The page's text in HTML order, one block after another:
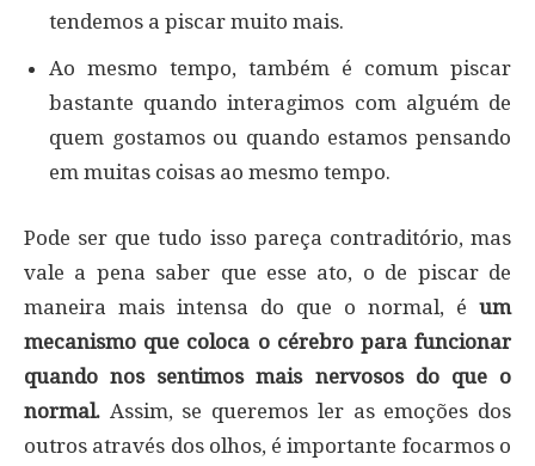
tendemos a piscar muito mais.
Ao mesmo tempo, também é comum piscar
bastante quando interagimos com alguém de
quem gostamos ou quando estamos pensando
em muitas coisas ao mesmo tempo.
Pode ser que tudo isso pareça contraditório, mas
vale a pena saber que esse ato, o de piscar de
maneira mais intensa do que o normal, é um
mecanismo que coloca o cérebro para funcionar
quando nos sentimos mais nervosos do que o
normal. Assim, se queremos ler as emoções dos
outros através dos olhos, é importante focarmos o